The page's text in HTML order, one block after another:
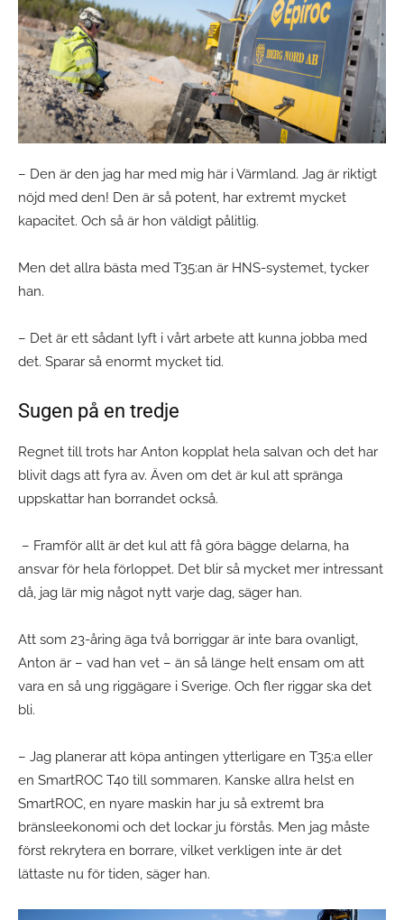
– Den är den jag har med mig här i Värmland. Jag är riktigt
nöjd med den! Den är så potent, har extremt mycket
kapacitet. Och så är hon väldigt pålitlig.
Men det allra bästa med T35:an är HNS-systemet, tycker
han.
– Det är ett sådant lyft i vårt arbete att kunna jobba med
det. Sparar så enormt mycket tid.
Sugen på en tredje
Regnet till trots har Anton kopplat hela salvan och det har
blivit dags att fyra av. Även om det är kul att spränga
uppskattar han borrandet också.
– Framför allt är det kul att få göra bägge delarna, ha
ansvar för hela förloppet. Det blir så mycket mer intressant
då, jag lär mig något nytt varje dag, säger han.
Att som 23-åring äga två borriggar är inte bara ovanligt,
Anton är – vad han vet – än så länge helt ensam om att
vara en så ung riggägare i Sverige. Och fler riggar ska det
bli.
– Jag planerar att köpa antingen ytterligare en T35:a eller
en SmartROC T40 till sommaren. Kanske allra helst en
SmartROC, en nyare maskin har ju så extremt bra
bränsleekonomi och det lockar ju förstås. Men jag måste
först rekrytera en borrare, vilket verkligen inte är det
lättaste nu för tiden, säger han.